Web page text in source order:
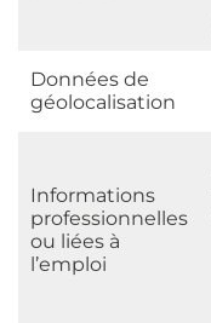
Données de
géolocalisation
Informations
professionnelles
ou liées à
l’emploi